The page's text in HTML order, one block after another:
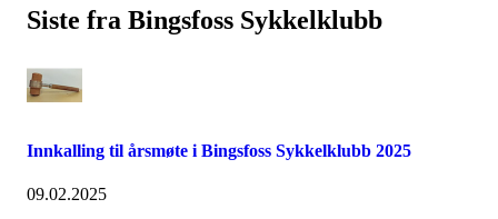
Siste fra Bingsfoss Sykkelklubb
Innkalling til årsmøte i Bingsfoss Sykkelklubb 2025
09.02.2025